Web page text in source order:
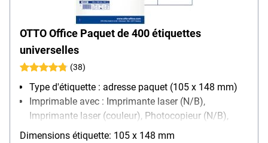
OTTO Office Paquet de 400 étiquettes
universelles
(38)
Type d'étiquette : adresse paquet (105 x 148 mm)
Imprimable avec : Imprimante laser (N/B),
Imprimante laser (couleur), Photocopieur (N/B),
Photocopieur (couleur), Imprimante jet d’encre
Dimensions étiquette: 105 x 148 mm